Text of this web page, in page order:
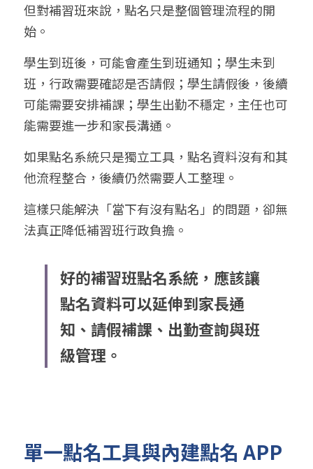
但對補習班來說，點名只是整個管理流程的開
始。
學生到班後，可能會產生到班通知；學生未到
班，行政需要確認是否請假；學生請假後，後續
可能需要安排補課；學生出勤不穩定，主任也可
能需要進一步和家長溝通。
如果點名系統只是獨立工具，點名資料沒有和其
他流程整合，後續仍然需要人工整理。
這樣只能解決「當下有沒有點名」的問題，卻無
法真正降低補習班行政負擔。
好的補習班點名系統，應該讓
點名資料可以延伸到家長通
知、請假補課、出勤查詢與班
級管理。
單一點名工具與內建點名 APP